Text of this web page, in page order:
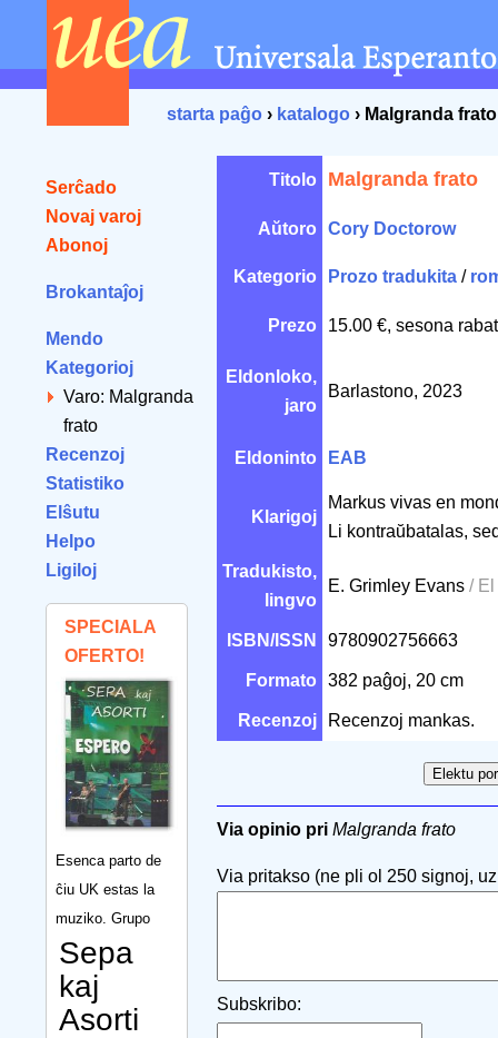
starta paĝo › katalogo › Malgranda frato
Serĉado
Novaj varoj
Abonoj
Brokantaĵoj
Mendo
Kategorioj
Varo: Malgranda
frato
Recenzoj
Statistiko
Elŝutu
Helpo
Ligiloj
SPECIALA
OFERTO!
Esenca parto de
ĉiu UK estas la
muziko. Grupo
Sepa
kaj
Asorti
Titolo Malgranda frato
Aŭtoro Cory Doctorow
Kategorio Prozo tradukita /
Prezo 15.00 €, sesona
Eldonloko,
jaro
Barlastono, 2023
Eldoninto EAB
Klarigoj
Markus vivas en
Li kontraŭbatalas,
Tradukisto,
lingvo
E. Grimley Evans /
ISBN/ISSN 9780902756663
Formato 382 paĝoj, 20 cm
Recenzoj Recenzoj mankas.
Via opinio pri Malgranda frato
Via pritakso (ne pli ol 250 signoj,
Subskribo: